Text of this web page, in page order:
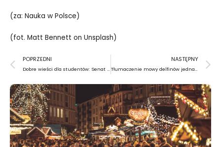
(za: Nauka w Polsce)
(fot. Matt Bennett on Unsplash)
Prev
POPRZEDNI
Dobre wieści dla studentów: Senat przyjął ustawę uszczelniającą wydawanie wiz studenckich
NASTĘPNY
Tłumaczenie mowy delfinów jednak możliwe